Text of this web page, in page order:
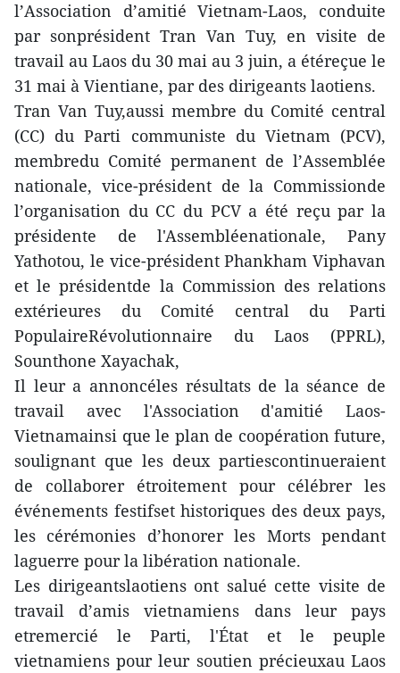
l’Association d’amitié Vietnam-Laos, conduite
par sonprésident Tran Van Tuy, en visite de
travail au Laos du 30 mai au 3 juin, a étéreçue le
31 mai à Vientiane, par des dirigeants laotiens.
Tran Van Tuy,aussi membre du Comité central
(CC) du Parti communiste du Vietnam (PCV),
membredu Comité permanent de l’Assemblée
nationale, vice-président de la Commissionde
l’organisation du CC du PCV a été reçu par la
présidente de l'Assembléenationale, Pany
Yathotou, le vice-président Phankham Viphavan
et le présidentde la Commission des relations
extérieures du Comité central du Parti
PopulaireRévolutionnaire du Laos (PPRL),
Sounthone Xayachak,
Il leur a annoncéles résultats de la séance de
travail avec l'Association d'amitié Laos-
Vietnamainsi que le plan de coopération future,
soulignant que les deux partiescontinueraient
de collaborer étroitement pour célébrer les
événements festifset historiques des deux pays,
les cérémonies d’honorer les Morts pendant
laguerre pour la libération nationale.
Les dirigeantslaotiens ont salué cette visite de
travail d’amis vietnamiens dans leur pays
etremercié le Parti, l'État et le peuple
vietnamiens pour leur soutien précieuxau Laos